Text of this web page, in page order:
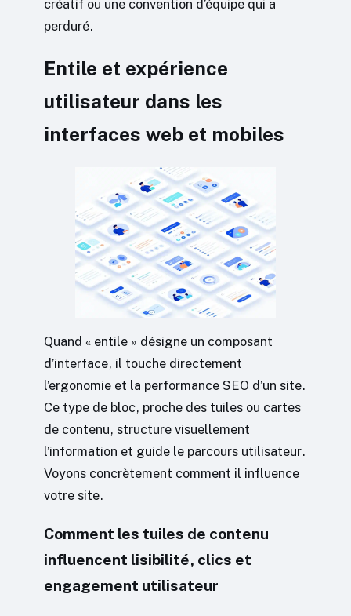
créatif ou une convention d’équipe qui a
perduré.
Entile et expérience
utilisateur dans les
interfaces web et mobiles
Quand « entile » désigne un composant
d’interface, il touche directement
l’ergonomie et la performance SEO d’un site.
Ce type de bloc, proche des tuiles ou cartes
de contenu, structure visuellement
l’information et guide le parcours utilisateur.
Voyons concrètement comment il influence
votre site.
Comment les tuiles de contenu
influencent lisibilité, clics et
engagement utilisateur